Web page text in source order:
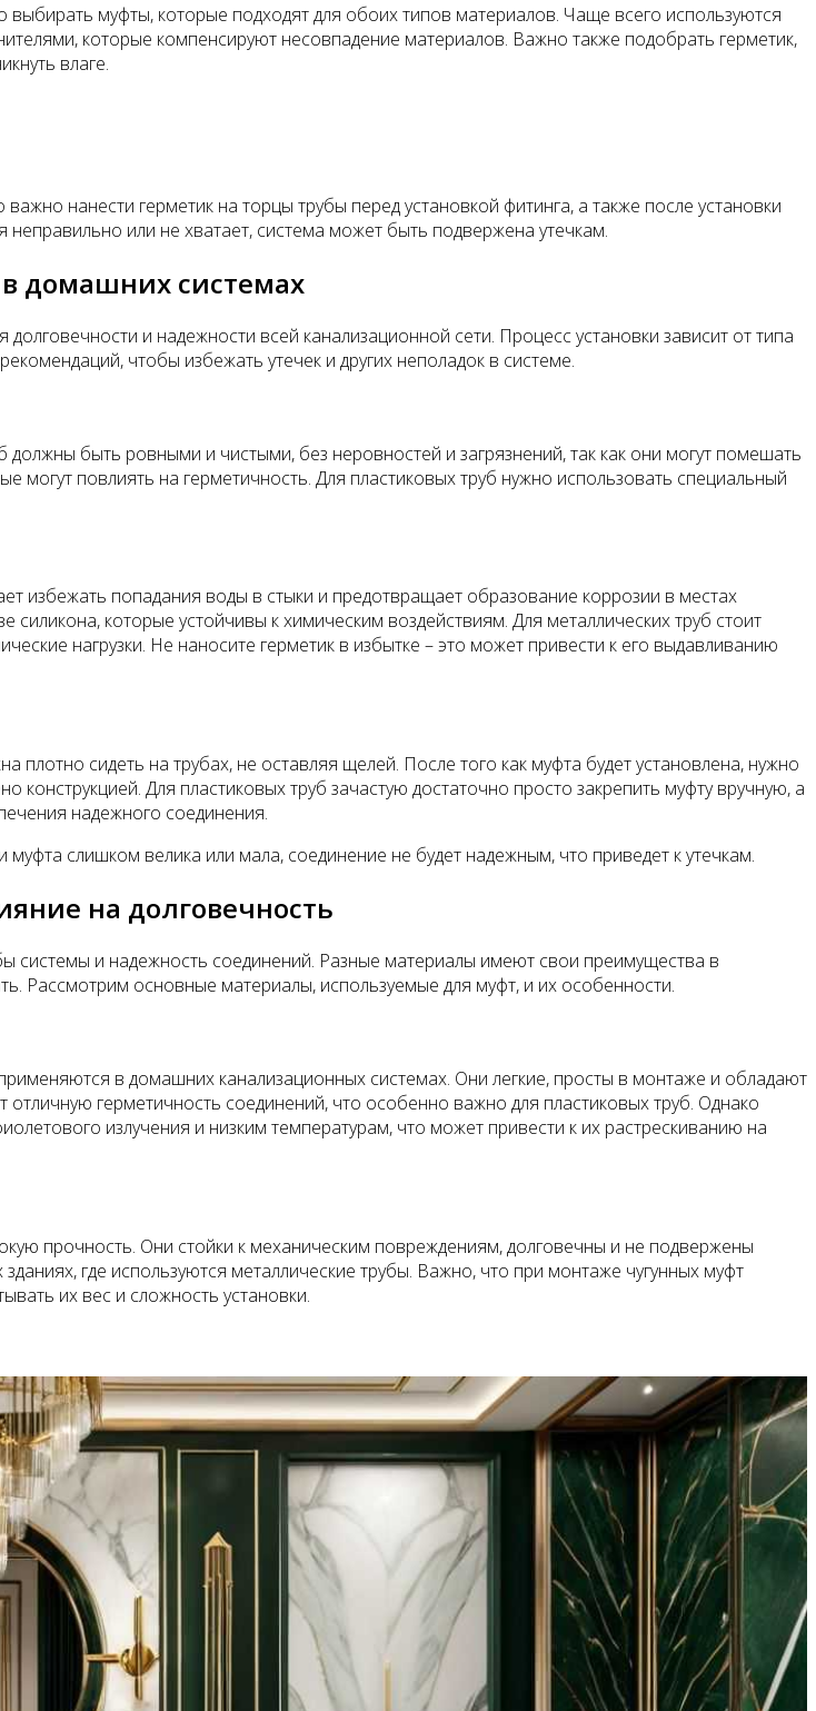
выбирать муфты, которые подходят для обоих типов материалов. Чаще всего используются
которые компенсируют несовпадение материалов. Важно также подобрать герметик,
влаге.
нанести герметик на торцы трубы перед установкой фитинга, а также после установки
неправильно или не хватает, система может быть подвержена утечкам.
домашних системах
и надежности всей канализационной сети. Процесс установки зависит от типа
чтобы избежать утечек и других неполадок в системе.
быть ровными и чистыми, без неровностей и загрязнений, так как они могут помешать
могут повлиять на герметичность. Для пластиковых труб нужно использовать специальный
избежать попадания воды в стыки и предотвращает образование коррозии в местах
которые устойчивы к химическим воздействиям. Для металлических труб стоит
нагрузки. Не наносите герметик в избытке – это может привести к его выдавливанию
сидеть на трубах, не оставляя щелей. После того как муфта будет установлена, нужно
Для пластиковых труб зачастую достаточно просто закрепить муфту вручную, а
надежного соединения.
слишком велика или мала, соединение не будет надежным, что приведет к утечкам.
на долговечность
системы и надежность соединений. Разные материалы имеют свои преимущества в
Рассмотрим основные материалы, используемые для муфт, и их особенности.
в домашних канализационных системах. Они легкие, просты в монтаже и обладают
герметичность соединений, что особенно важно для пластиковых труб. Однако
излучения и низким температурам, что может привести к их растрескиванию на
прочность. Они стойки к механическим повреждениям, долговечны и не подвержены
где используются металлические трубы. Важно, что при монтаже чугунных муфт
их вес и сложность установки.